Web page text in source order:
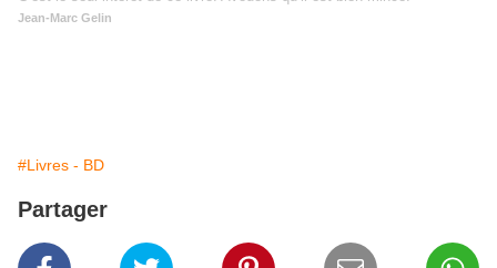
Jean-Marc Gelin
#Livres - BD
Partager